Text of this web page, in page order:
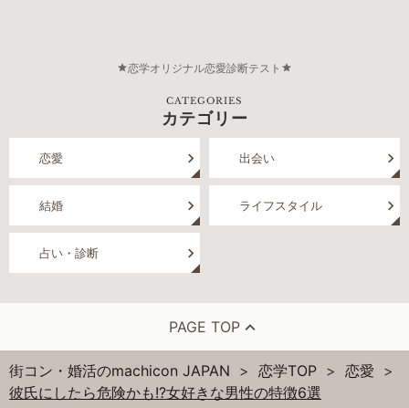
恋学オリジナル恋愛診断テスト
CATEGORIES
カテゴリー
恋愛 出会い
結婚 ライフスタイル
占い・診断
PAGE TOP
街コン・婚活のmachicon JAPAN 恋学TOP
恋愛
彼氏にしたら危険かも!?女好きな男性の特徴6選